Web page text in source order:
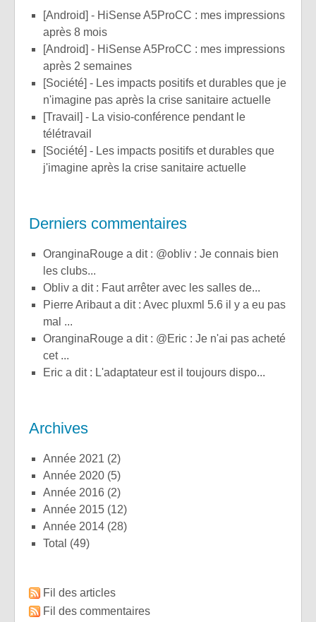
[Android] - HiSense A5ProCC : mes impressions
après 8 mois
[Android] - HiSense A5ProCC : mes impressions
après 2 semaines
[Société] - Les impacts positifs et durables que je
n'imagine pas après la crise sanitaire actuelle
[Travail] - La visio-conférence pendant le
télétravail
[Société] - Les impacts positifs et durables que
j'imagine après la crise sanitaire actuelle
Derniers commentaires
OranginaRouge a dit : @obliv : Je connais bien
les clubs...
obliv a dit : Faut arrêter avec les salles de...
Pierre Aribaut a dit : Avec pluxml 5.6 il y a eu pas
mal ...
OranginaRouge a dit : @Eric : Je n'ai pas acheté
cet ...
Eric a dit : L'adaptateur est il toujours dispo...
Archives
année 2021 (2)
année 2020 (5)
année 2016 (2)
année 2015 (12)
année 2014 (28)
total (49)
Fil des articles
Fil des commentaires